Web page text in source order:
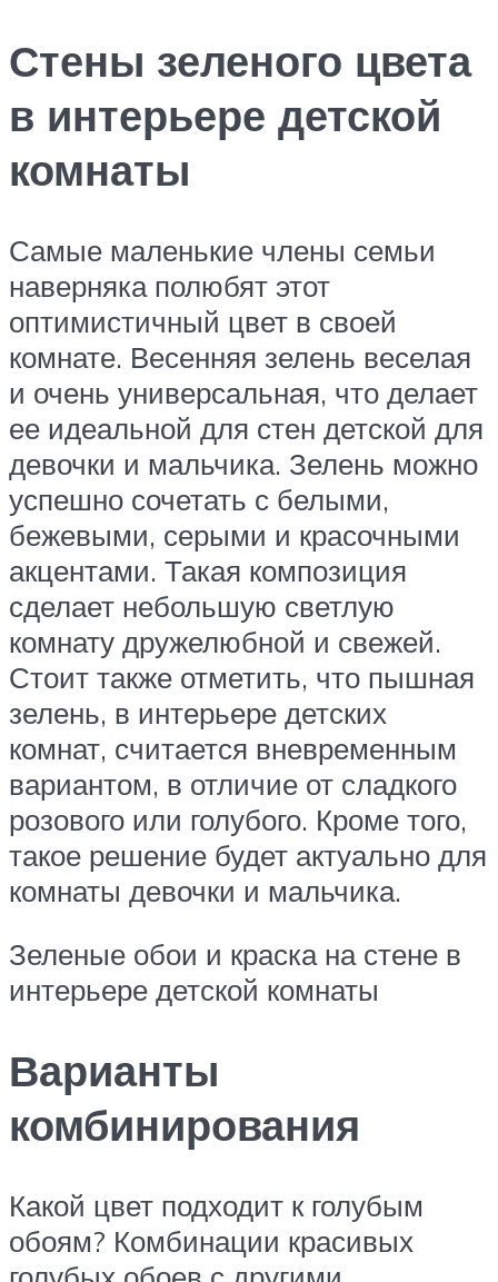
Стены зеленого цвета
в интерьере детской
комнаты
Самые маленькие члены семьи
наверняка полюбят этот
оптимистичный цвет в своей
комнате. Весенняя зелень веселая
и очень универсальная, что делает
ее идеальной для стен детской для
девочки и мальчика. Зелень можно
успешно сочетать с белыми,
бежевыми, серыми и красочными
акцентами. Такая композиция
сделает небольшую светлую
комнату дружелюбной и свежей.
Стоит также отметить, что пышная
зелень, в интерьере детских
комнат, считается вневременным
вариантом, в отличие от сладкого
розового или голубого. Кроме того,
такое решение будет актуально для
комнаты девочки и мальчика.
Зеленые обои и краска на стене в
интерьере детской комнаты
Варианты
комбинирования
Какой цвет подходит к голубым
обоям? Комбинации красивых